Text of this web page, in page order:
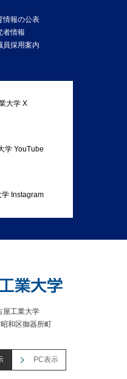
情報の公表
者情報
員採用案内
大学 X
学 YouTube
Instagram
屋工業大学
和区御器所町
PC表示